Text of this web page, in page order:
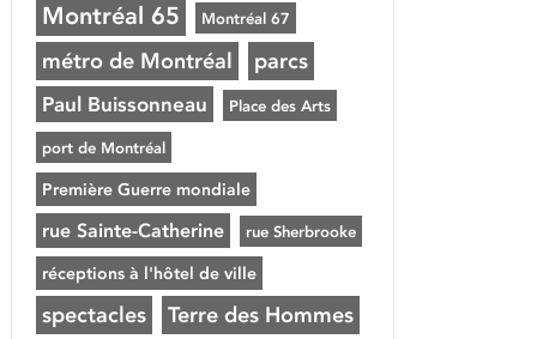
Montréal 65 Montréal 67
métro de Montréal parcs
Paul Buissonneau Place des Arts
port de Montréal
Première Guerre mondiale
rue Sainte-Catherine rue Sherbrooke
réceptions à l'hôtel de ville
spectacles Terre des Hommes